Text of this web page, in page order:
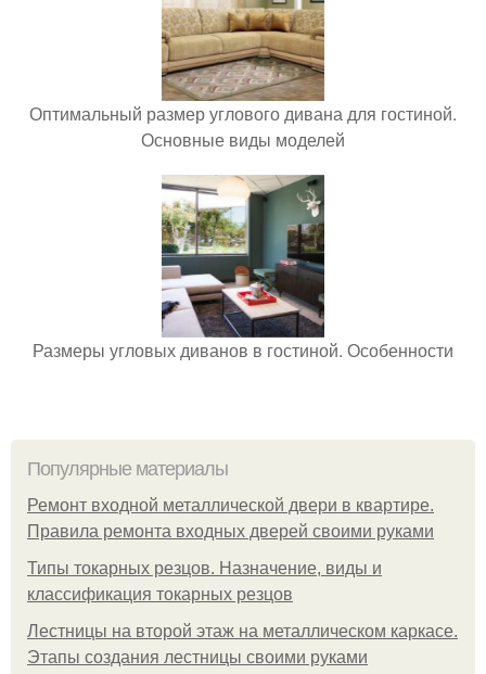
Оптимальный размер углового дивана для гостиной.
Основные виды моделей
Размеры угловых диванов в гостиной. Особенности
Популярные материалы
Ремонт входной металлической двери в квартире.
Правила ремонта входных дверей своими руками
Типы токарных резцов. Назначение, виды и
классификация токарных резцов
Лестницы на второй этаж на металлическом каркасе.
Этапы создания лестницы своими руками